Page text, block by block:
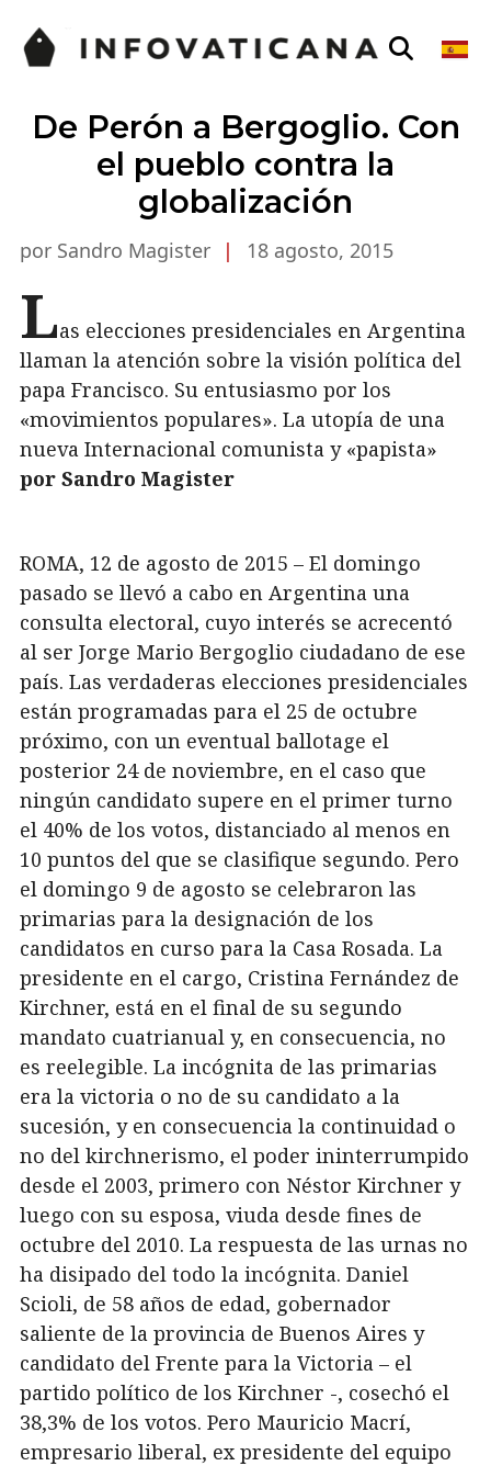
De Perón a Bergoglio. Con
el pueblo contra la
globalización
por Sandro Magister | 18 agosto, 2015
Las elecciones presidenciales en Argentina
llaman la atención sobre la visión política del
papa Francisco. Su entusiasmo por los
«movimientos populares». La utopía de una
nueva Internacional comunista y «papista»
por Sandro Magister
ROMA, 12 de agosto de 2015 – El domingo
pasado se llevó a cabo en Argentina una
consulta electoral, cuyo interés se acrecentó
al ser Jorge Mario Bergoglio ciudadano de ese
país. Las verdaderas elecciones presidenciales
están programadas para el 25 de octubre
próximo, con un eventual ballotage el
posterior 24 de noviembre, en el caso que
ningún candidato supere en el primer turno
el 40% de los votos, distanciado al menos en
10 puntos del que se clasifique segundo. Pero
el domingo 9 de agosto se celebraron las
primarias para la designación de los
candidatos en curso para la Casa Rosada. La
presidente en el cargo, Cristina Fernández de
Kirchner, está en el final de su segundo
mandato cuatrianual y, en consecuencia, no
es reelegible. La incógnita de las primarias
era la victoria o no de su candidato a la
sucesión, y en consecuencia la continuidad o
no del kirchnerismo, el poder ininterrumpido
desde el 2003, primero con Néstor Kirchner y
luego con su esposa, viuda desde fines de
octubre del 2010. La respuesta de las urnas no
ha disipado del todo la incógnita. Daniel
Scioli, de 58 años de edad, gobernador
saliente de la provincia de Buenos Aires y
candidato del Frente para la Victoria – el
partido político de los Kirchner -, cosechó el
38,3% de los votos. Pero Mauricio Macrí,
empresario liberal, ex presidente del equipo